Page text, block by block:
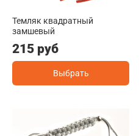
Темляк квадратный
замшевый
215 руб
Выбрать